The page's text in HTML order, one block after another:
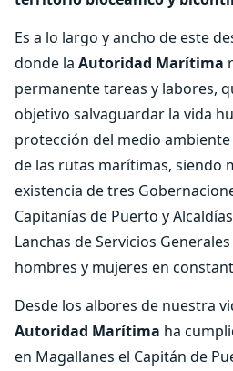
Es a lo largo y ancho de este
donde la Autoridad Marítima
permanente tareas y labores,
objetivo salvaguardar la vida
protección del medio
de las rutas marítimas, siendo
existencia de tres
Capitanías de Puerto y
Lanchas de Servicios
hombres y mujeres en
Desde los albores de nuestra
Autoridad Marítima ha
en Magallanes el Capitán de